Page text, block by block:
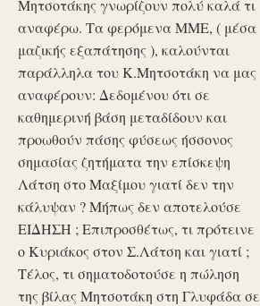
Μητσοτάκης γνωρίζουν πολύ καλά τι
αναφέρω. Τα φερόμενα ΜΜΕ, ( μέσα
μαζικής εξαπάτησης ), καλούνται
παράλληλα του Κ.Μητσοτάκη να μας
αναφέρουν: Δεδομένου ότι σε
καθημερινή βάση μεταδίδουν και
προωθούν πάσης φύσεως ήσσονος
σημασίας ζητήματα την επίσκεψη
Λάτση στο Μαξίμου γιατί δεν την
κάλυψαν ? Μήπως δεν αποτελούσε
ΕΙΔΗΣΗ ; Επιπροσθέτως, τι πρότεινε
ο Κυριάκος στον Σ.Λάτση και γιατί ;
Τέλος, τι σηματοδοτούσε η πώληση
της βίλας Μητσοτάκη στη Γλυφάδα σε